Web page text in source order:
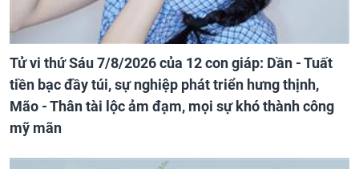
Tử vi thứ Sáu 7/8/2026 của 12 con giáp: Dần - Tuất
tiền bạc đầy túi, sự nghiệp phát triển hưng thịnh,
Mão - Thân tài lộc ảm đạm, mọi sự khó thành công
mỹ mãn